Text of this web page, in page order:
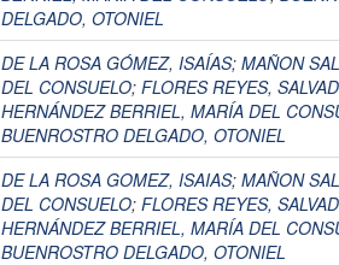
DELGADO, OTONIEL
DE LA ROSA GÓMEZ, ISAÍAS; MAÑON
DEL CONSUELO; FLORES REYES,
HERNÁNDEZ BERRIEL, MARÍA DEL
BUENROSTRO DELGADO, OTONIEL
DE LA ROSA GOMEZ, ISAIAS; MAÑON
DEL CONSUELO; FLORES REYES,
HERNÁNDEZ BERRIEL, MARÍA DEL
BUENROSTRO DELGADO, OTONIEL